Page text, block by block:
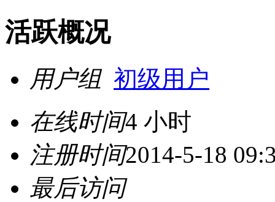
活跃概况
用户组 初级用户
在线时间4 小时
注册时间2014-5-18
最后访问